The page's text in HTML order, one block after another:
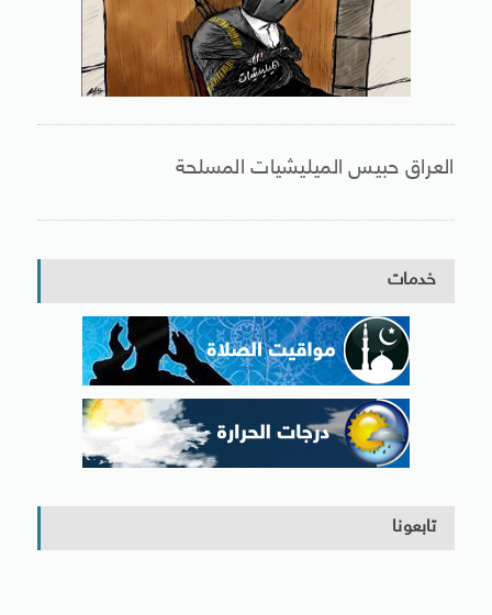
العراق حبيس الميليشيات المسلحة
خدمات
تابعونا